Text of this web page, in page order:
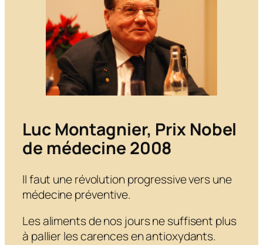
Luc Montagnier, Prix Nobel
de médecine 2008
Il faut une révolution progressive vers une
médecine préventive.
Les aliments de nos jours ne suffisent plus
à pallier les carences en antioxydants.